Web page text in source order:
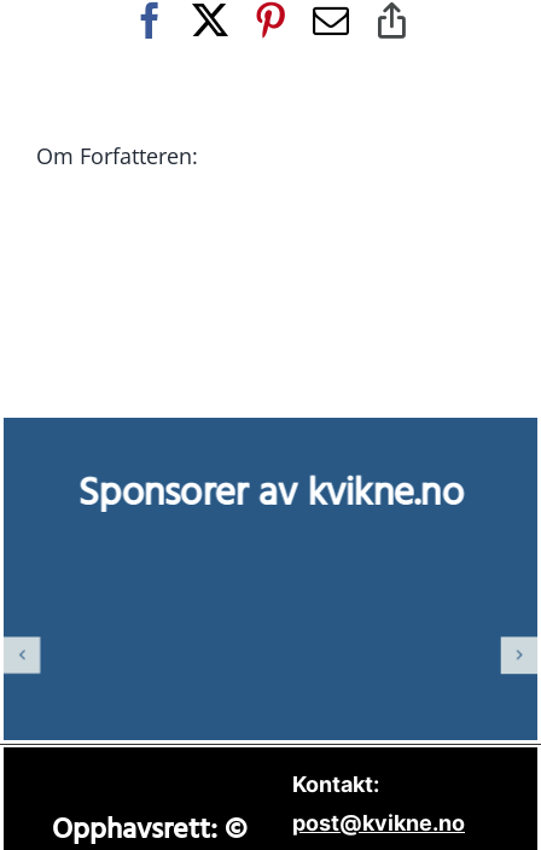
Facebook Pinterest
E-
Om Forfatteren:
Sponsorer av kvikne.no
Opphavsrett: ©
Kontakt:
post@kvikne.no